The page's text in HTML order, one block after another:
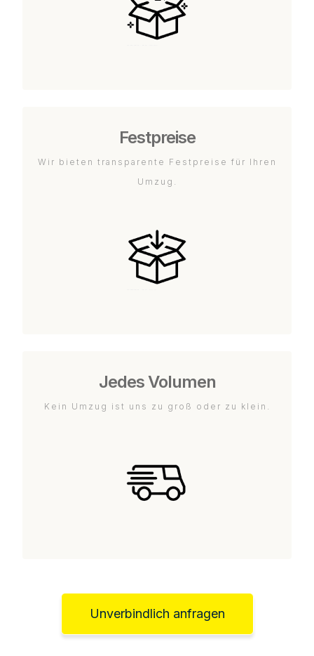
Festpreise
Wir bieten transparente Festpreise für Ihren
Umzug.
Jedes Volumen
Kein Umzug ist uns zu groß oder zu klein.
Unverbindlich anfragen